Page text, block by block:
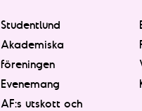
Studentlund
Akademiska
föreningen
Evenemang
AF:s utskott och